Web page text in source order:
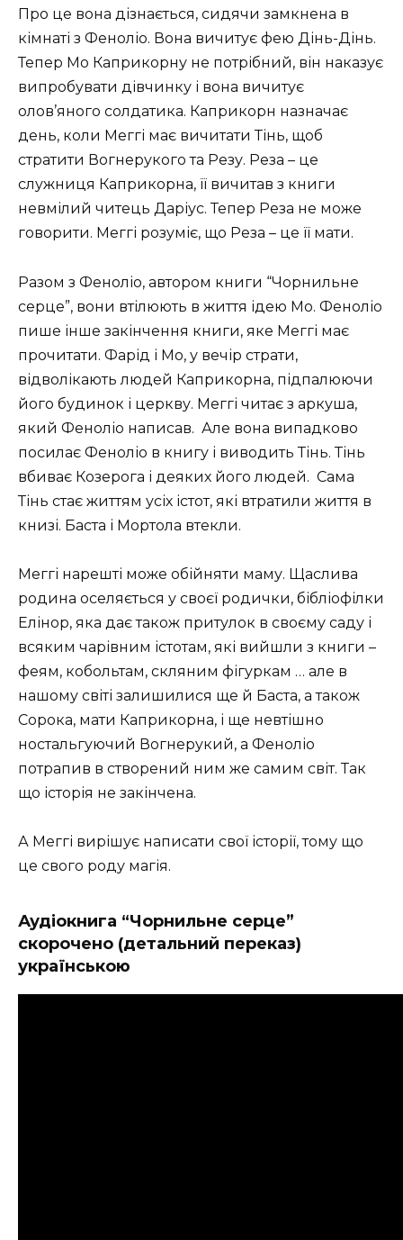
Про це вона дізнається, сидячи замкнена в
кімнаті з Феноліо. Вона вичитує фею Дінь-Дінь.
Тепер Мо Каприкорну не потрібний, він наказує
випробувати дівчинку і вона вичитує
олов’яного солдатика. Каприкорн назначає
день, коли Меггі має вичитати Тінь, щоб
стратити Вогнерукого та Резу. Реза – це
служниця Каприкорна, її вичитав з книги
невмілий читець Даріус. Тепер Реза не може
говорити. Меггі розуміє, що Реза – це її мати.
Разом з Феноліо, автором книги “Чорнильне
серце”, вони втілюють в життя ідею Мо. Феноліо
пише інше закінчення книги, яке Меггі має
прочитати. Фарід і Мо, у вечір страти,
відволікають людей Каприкорна, підпалюючи
його будинок і церкву. Меггі читає з аркуша,
який Феноліо написав. Але вона випадково
посилає Феноліо в книгу і виводить Тінь. Тінь
вбиває Козерога і деяких його людей. Сама
Тінь стає життям усіх істот, які втратили життя в
книзі. Баста і Мортола втекли.
Меггі нарешті може обійняти маму. Щаслива
родина оселяється у своєї родички, бібліофілки
Елінор, яка дає також притулок в своєму саду і
всяким чарівним істотам, які вийшли з книги –
феям, кобольтам, скляним фігуркам … але в
нашому світі залишилися ще й Баста, а також
Сорока, мати Каприкорна, і ще невтішно
ностальгуючий Вогнерукий, а Феноліо
потрапив в створений ним же самим світ. Так
що історія не закінчена.
А Меггі вирішує написати свої історії, тому що
це свого роду магія.
Аудіокнига “Чорнильне серце”
скорочено (детальний переказ)
українською